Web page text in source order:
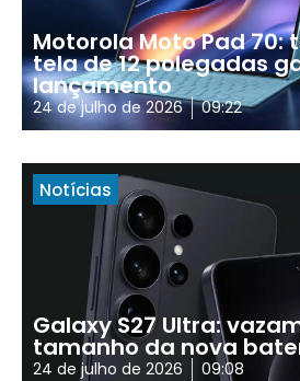
Motorola Moto Pad 70:
tela de 12 polegadas
lançamento
24 de julho de 2026 09:22
Notícias
Galaxy S27 Ultra:
tamanho da nova
24 de julho de 2026 09:08